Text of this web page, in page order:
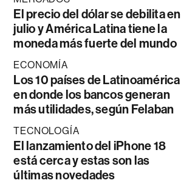
El precio del dólar se debilita en
julio y América Latina tiene la
moneda más fuerte del mundo
ECONOMÍA
Los 10 países de Latinoamérica
en donde los bancos generan
más utilidades, según Felaban
TECNOLOGÍA
El lanzamiento del iPhone 18
está cerca y estas son las
últimas novedades